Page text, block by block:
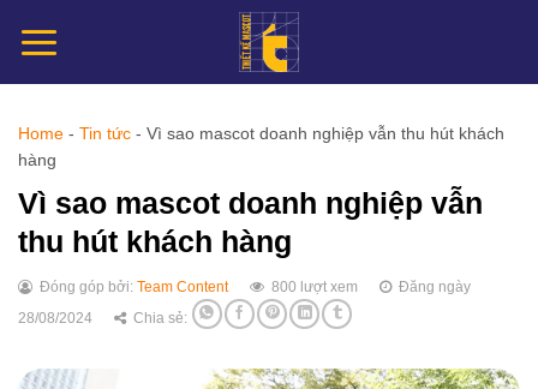
đến
Home - Tin tức - Vì sao mascot doanh nghiệp vẫn thu hút khách
hàng
Vì sao mascot doanh nghiệp vẫn
thu hút khách hàng
Đóng góp bởi: Team Content 800 lượt xem
Đăng ngày
28/08/2024
Chia sẻ: